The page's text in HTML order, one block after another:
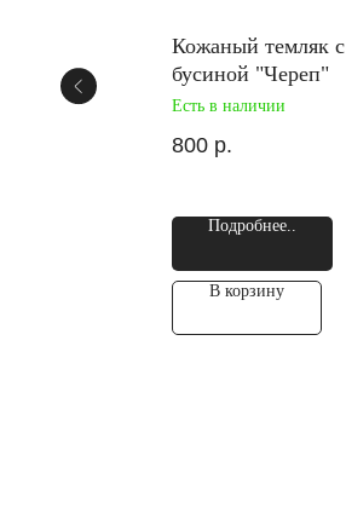
Кожаный темляк с
бусиной "Череп"
Есть в наличии
800 р.
Подробнее..
В корзину